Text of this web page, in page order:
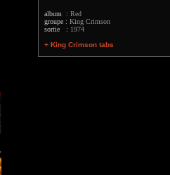
album : Red
groupe : King Crimson
sortie : 1974
+ King Crimson tabs